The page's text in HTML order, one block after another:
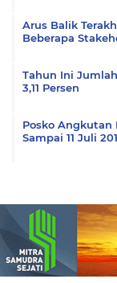
Arus Balik
Beberapa
Tahun Ini
3,11 Persen
Posko Angkutan
Sampai 11 Juli